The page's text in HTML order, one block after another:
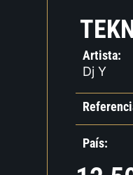
Artista:
Dj Y
País: